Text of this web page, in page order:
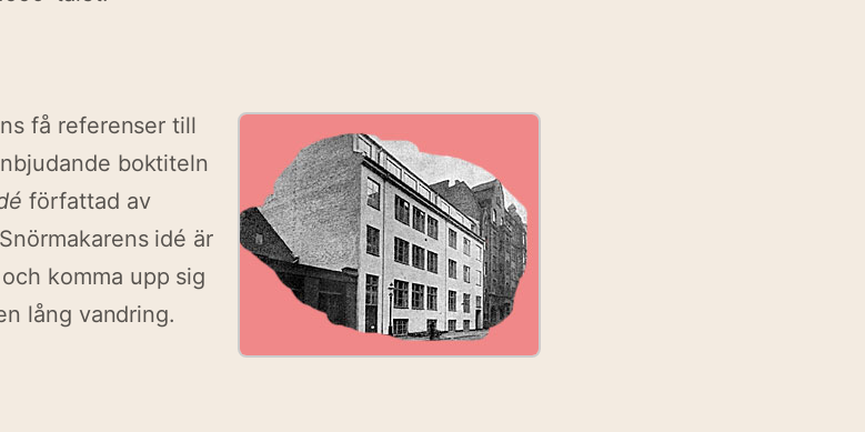
få referenser till
boktiteln
författad av
idé är
komma upp sig
lång vandring.